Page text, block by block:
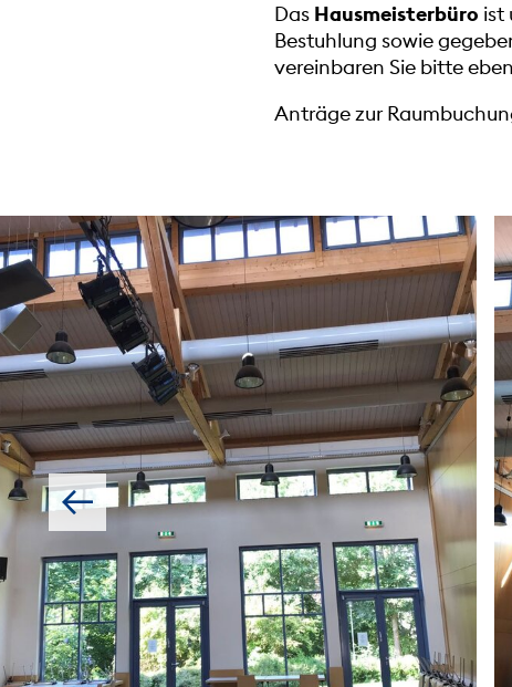
Das Hausmeisterbüro ist
Bestuhlung sowie
vereinbaren Sie bitte
Anträge zur